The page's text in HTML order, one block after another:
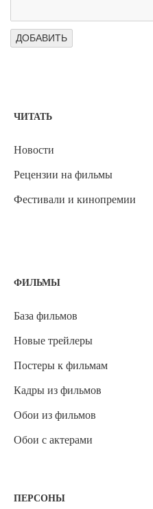
ЧИТАТЬ
Новости
Рецензии на фильмы
Фестивали и кинопремии
ФИЛЬМЫ
База фильмов
Новые трейлеры
Постеры к фильмам
Кадры из фильмов
Обои из фильмов
Обои с актерами
ПЕРСОНЫ